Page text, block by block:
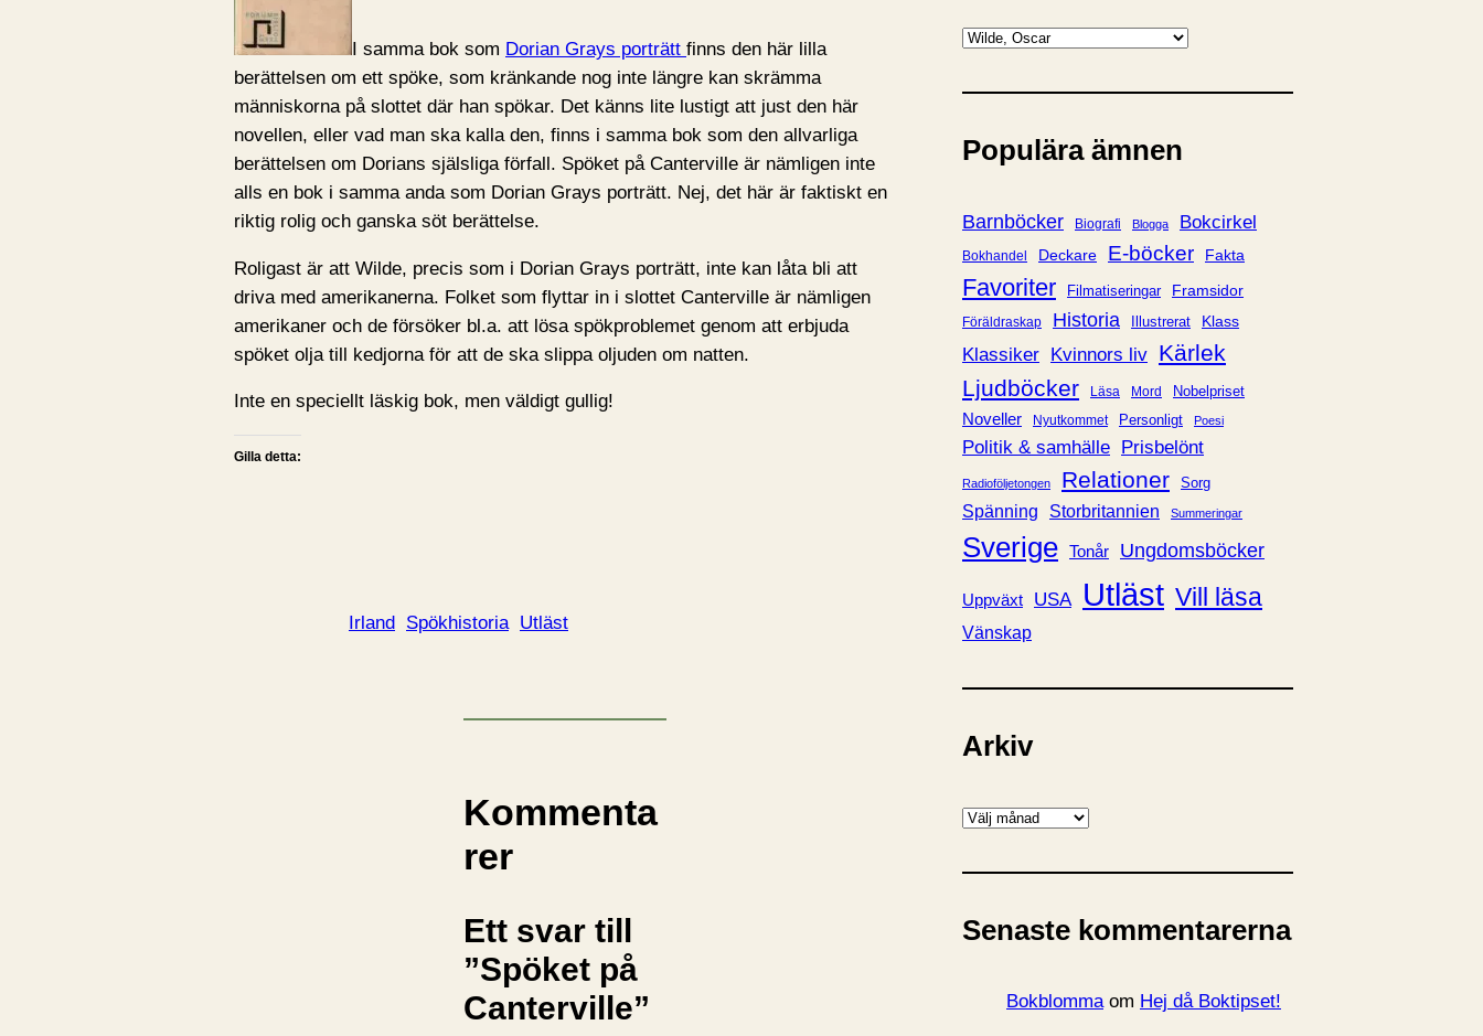
I samma bok som Dorian Grays porträtt finns den här lilla
berättelsen om ett spöke, som kränkande nog inte längre kan skrämma
människorna på slottet där han spökar. Det känns lite lustigt att just den här
novellen, eller vad man ska kalla den, finns i samma bok som den allvarliga
berättelsen om Dorians själsliga förfall. Spöket på Canterville är nämligen inte
alls en bok i samma anda som Dorian Grays porträtt. Nej, det här är faktiskt en
riktig rolig och ganska söt berättelse.
Roligast är att Wilde, precis som i Dorian Grays porträtt, inte kan låta bli att
driva med amerikanerna. Folket som flyttar in i slottet Canterville är nämligen
amerikaner och de försöker bl.a. att lösa spökproblemet genom att erbjuda
spöket olja till kedjorna för att de ska slippa oljuden om natten.
Inte en speciellt läskig bok, men väldigt gullig!
Gilla detta:
Irland Spökhistoria Utläst
Kommenta
rer
Ett svar till
”Spöket på
Canterville”
K
t
g
i
e
r
Populära ämnen
Barnböcker Biografi Blogga Bokcirkel
Bokhandel Deckare E-böcker Fakta
Favoriter Filmatiseringar Framsidor
Föräldraskap Historia Illustrerat Klass
Klassiker Kvinnors liv Kärlek
Ljudböcker
Läsa Mord Nobelpriset
Noveller Nyutkommet Personligt Poesi
Politik & samhälle Prisbelönt
Radioföljetongen Relationer Sorg
Spänning Storbritannien Summeringar
Sverige Tonår Ungdomsböcker
Uppväxt USA Utläst Vill läsa
Vänskap
Arkiv
A
k
v
Senaste kommentarerna
Bokblommaom Hej då Boktipset!